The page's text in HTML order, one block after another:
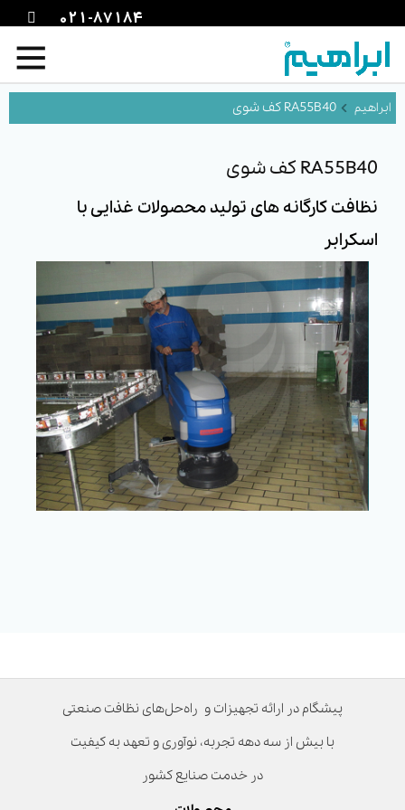
021-87184
RA55B40 کف شوی
RA55B40 کف شوی
نظافت کارگانه های تولید محصولات غذایی با
اسکرابر
پیشگام در ارائه تجهیزات و راه‌حل‌های نظافت صنعتی
با بیش از سه دهه تجربه، نوآوری و تعهد به کیفیت
در خدمت صنایع کشور